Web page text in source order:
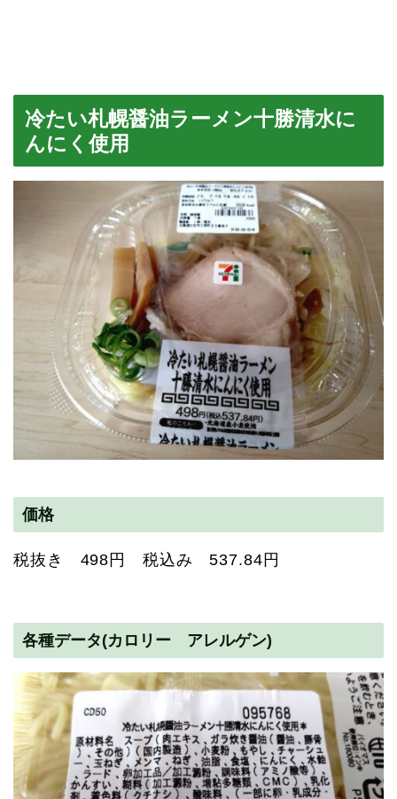
冷たい札幌醤油ラーメン十勝清水に
んにく使用
価格
税抜き 498円 税込み 537.84円
各種データ(カロリー アレルゲン)